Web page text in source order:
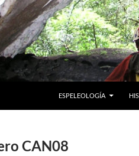
ESPELEOLOGÍA
CAN08